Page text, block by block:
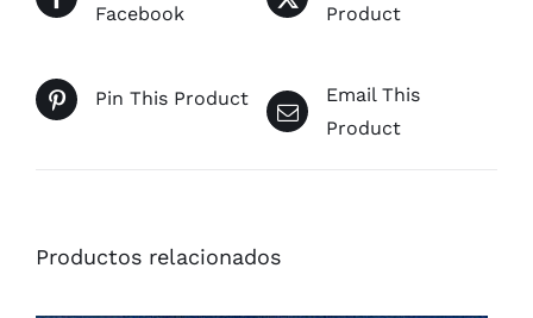
Facebook
Product
Pin This Product
Email This
Product
Productos relacionados